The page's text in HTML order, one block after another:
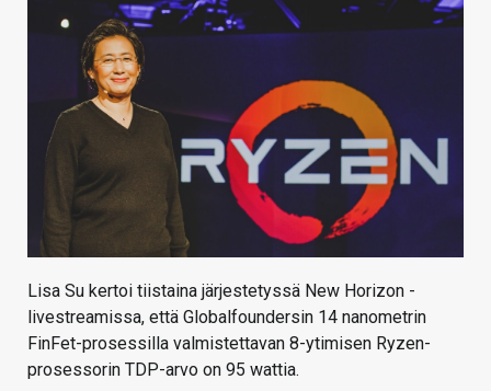
VAIHDA TEEMA
Lisa Su kertoi tiistaina järjestetyssä New Horizon -
livestreamissa, että Globalfoundersin 14 nanometrin
FinFet-prosessilla valmistettavan 8-ytimisen Ryzen-
prosessorin TDP-arvo on 95 wattia.